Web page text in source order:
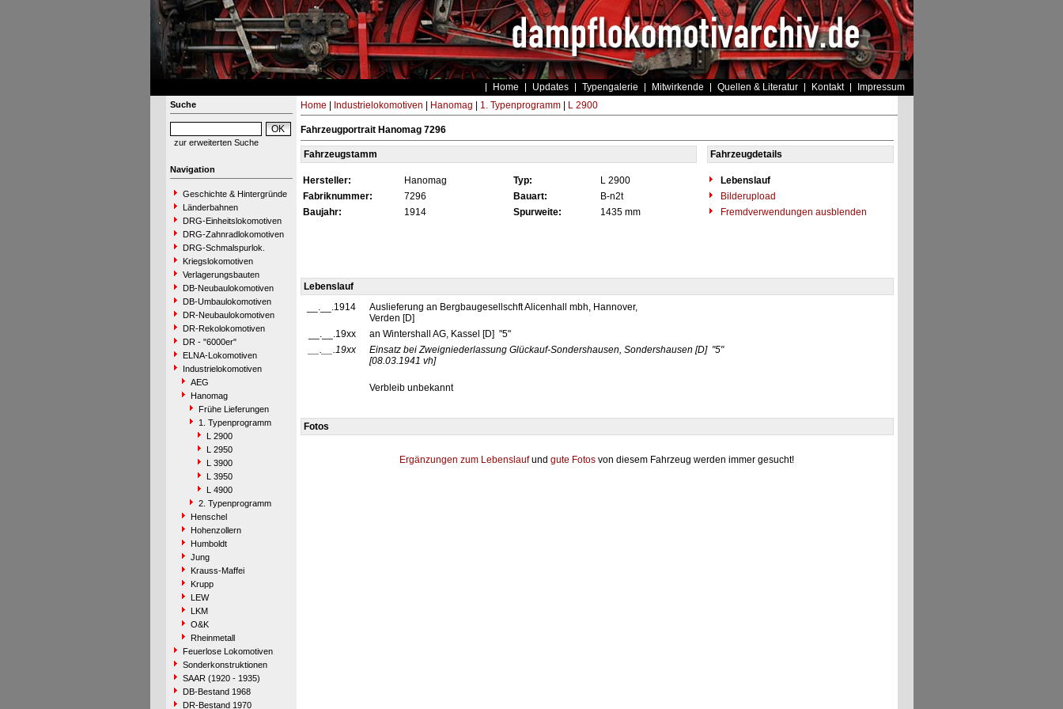
Home Updates Typengalerie Mitwirkende Quellen & Literatur Kontakt Impressum
Suche
zur erweiterten Suche
Navigation
Geschichte & Hintergründe
Länderbahnen
DRG-Einheitslokomotiven
DRG-Zahnradlokomotiven
DRG-Schmalspurlok.
Kriegslokomotiven
Verlagerungsbauten
DB-Neubaulokomotiven
DB-Umbaulokomotiven
DR-Neubaulokomotiven
DR-Rekolokomotiven
DR - "6000er"
ELNA-Lokomotiven
Industrielokomotiven
AEG
Hanomag
Frühe Lieferungen
1. Typenprogramm
L 2900
L 2950
L 3900
L 3950
L 4900
2. Typenprogramm
Henschel
Hohenzollern
Humboldt
Jung
Krauss-Maffei
Krupp
LEW
LKM
O&K
Rheinmetall
Feuerlose Lokomotiven
Sonderkonstruktionen
SAAR (1920 - 1935)
DB-Bestand 1968
DR-Bestand 1970
Home Industrielokomotiven Hanomag 1. Typenprogramm| L 2900
Fahrzeugportrait Hanomag 7296
Fahrzeugstamm Fahrzeugdetails
Hersteller: Hanomag Typ: L 2900
Lebenslauf
Fabriknummer:
7296 Bauart: B-n2t
Bilderupload
Baujahr:
1914 Spurweite: 1435 mm Fremdverwendungen ausblenden
Lebenslauf
__.__.1914
Auslieferung an Bergbaugesellschft Alicenhall mbh, Hannover,
Verden [D]
__.__.19xx
an Wintershall AG, Kassel [D] "5"
__.__.19xx
Einsatz bei Zweigniederlassung Glückauf-Sondershausen, Sondershausen [D] "5"
[08.03.1941 vh]
Verbleib unbekannt
Fotos
Ergänzungen zum Lebenslaufund gute Fotos von diesem Fahrzeug werden immer gesucht!